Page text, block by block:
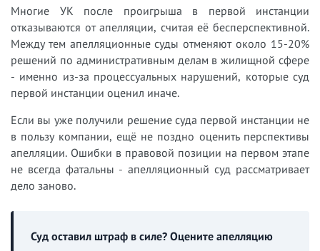
Многие УК после проигрыша в первой инстанции
отказываются от апелляции, считая её бесперспективной.
Между тем апелляционные суды отменяют около 15-20%
решений по административным делам в жилищной сфере
- именно из-за процессуальных нарушений, которые суд
первой инстанции оценил иначе.
Если вы уже получили решение суда первой инстанции не
в пользу компании, ещё не поздно оценить перспективы
апелляции. Ошибки в правовой позиции на первом этапе
не всегда фатальны - апелляционный суд рассматривает
дело заново.
Суд оставил штраф в силе? Оцените апелляцию